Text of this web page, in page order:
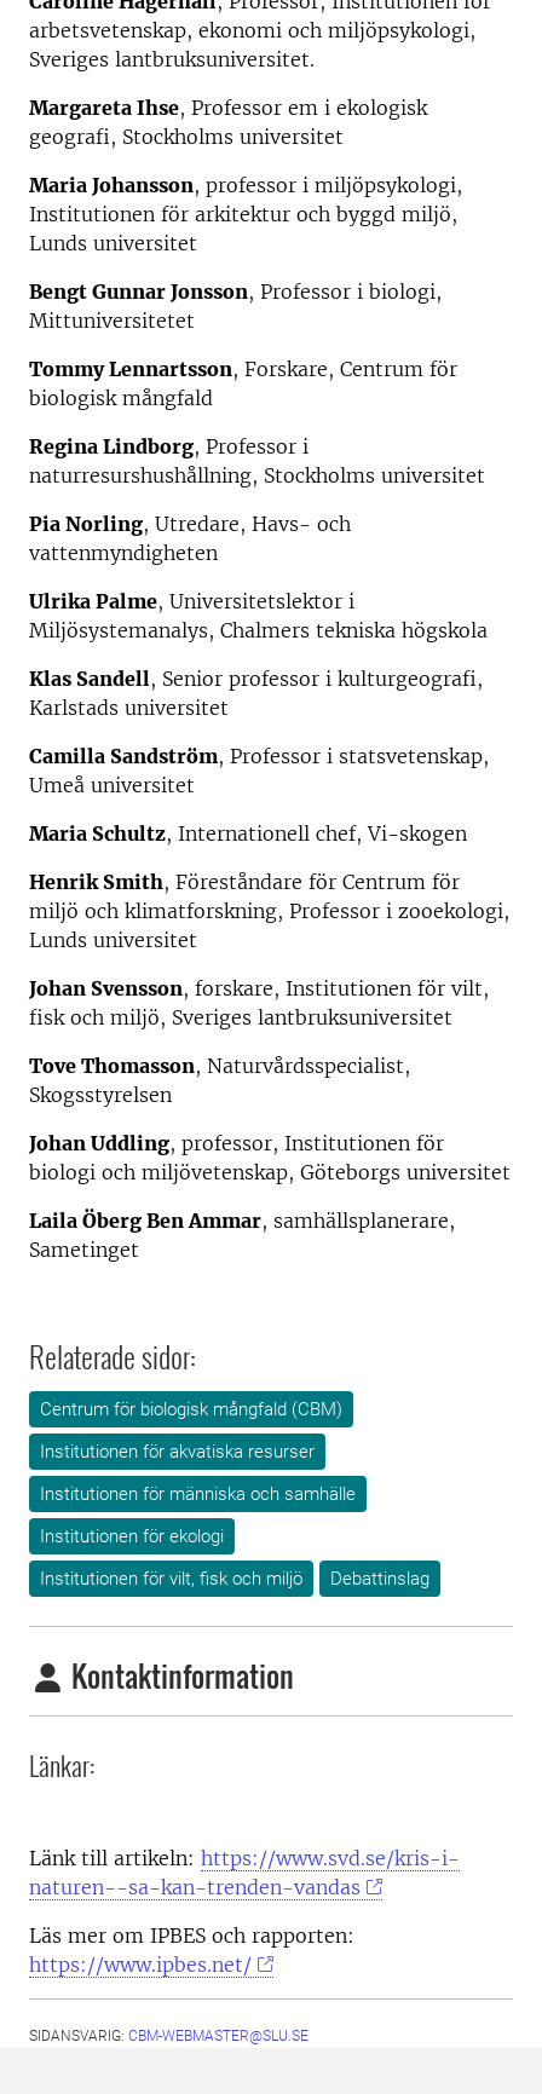
arbetsvetenskap, ekonomi och miljöpsykologi,
Sveriges lantbruksuniversitet.
Margareta Ihse, Professor em i ekologisk
geografi, Stockholms universitet
Maria Johansson, professor i miljöpsykologi,
Institutionen för arkitektur och byggd miljö,
Lunds universitet
Bengt Gunnar Jonsson, Professor i biologi,
Mittuniversitetet
Tommy Lennartsson, Forskare, Centrum för
biologisk mångfald
Regina Lindborg, Professor i
naturresurshushållning, Stockholms universitet
Pia Norling, Utredare, Havs- och
vattenmyndigheten
Ulrika Palme, Universitetslektor i
Miljösystemanalys, Chalmers tekniska högskola
Klas Sandell, Senior professor i kulturgeografi,
Karlstads universitet
Camilla Sandström, Professor i statsvetenskap,
Umeå universitet
Maria Schultz, Internationell chef, Vi-skogen
Henrik Smith, Föreståndare för Centrum för
miljö och klimatforskning, Professor i zooekologi,
Lunds universitet
Johan Svensson, forskare, Institutionen för vilt,
fisk och miljö, Sveriges lantbruksuniversitet
Tove Thomasson, Naturvårdsspecialist,
Skogsstyrelsen
Johan Uddling, professor, Institutionen för
biologi och miljövetenskap, Göteborgs universitet
Laila Öberg Ben Ammar, samhällsplanerare,
Sametinget
Relaterade sidor:
Centrum för biologisk mångfald (CBM)
Institutionen för akvatiska resurser
Institutionen för människa och samhälle
Institutionen för ekologi
Institutionen för vilt, fisk och miljö
Debattinslag
Kontaktinformation
Länkar:
Länk till artikeln: https://www.svd.se/kris-i-
naturen--sa-kan-trenden-vandas
Läs mer om IPBES och rapporten:
https://www.ipbes.net/
SIDANSVARIG: CBM-WEBMASTER@SLU.SE